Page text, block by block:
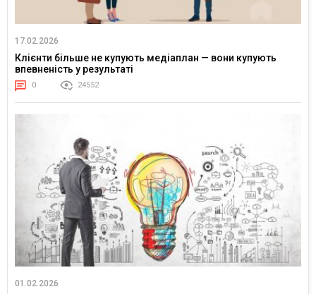
17.02.2026
Клієнти більше не купують медіаплан — вони купують
впевненість у результаті
0 24552
01.02.2026